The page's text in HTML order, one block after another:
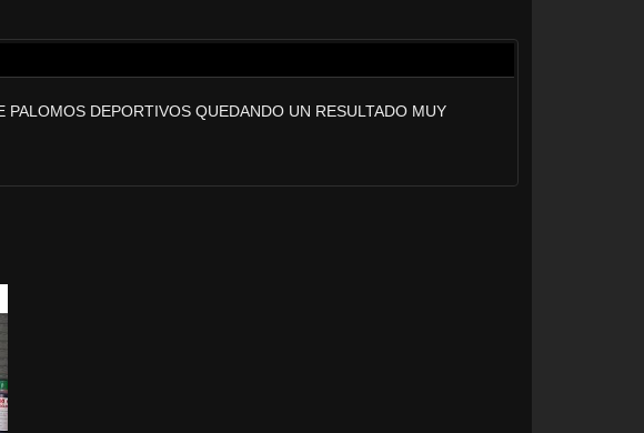
DEPORTIVOS QUEDANDO UN RESULTADO MUY